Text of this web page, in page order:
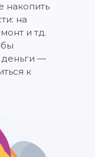
накопить
на
и тд.
деньги —
к